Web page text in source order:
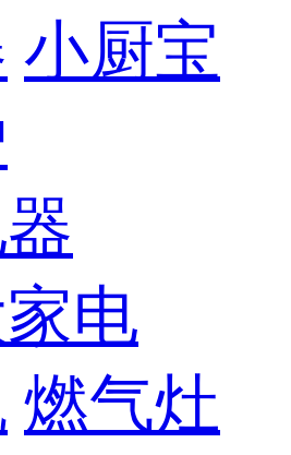
小厨宝
电
燃气灶